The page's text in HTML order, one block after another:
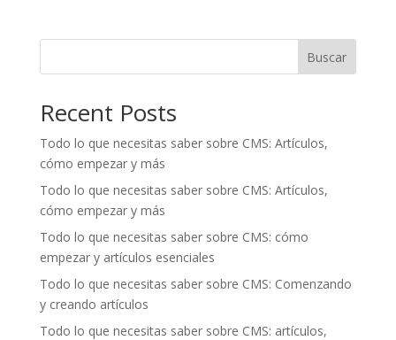
Buscar
Recent Posts
Todo lo que necesitas saber sobre CMS: Artículos,
cómo empezar y más
Todo lo que necesitas saber sobre CMS: Artículos,
cómo empezar y más
Todo lo que necesitas saber sobre CMS: cómo
empezar y artículos esenciales
Todo lo que necesitas saber sobre CMS: Comenzando
y creando artículos
Todo lo que necesitas saber sobre CMS: artículos,